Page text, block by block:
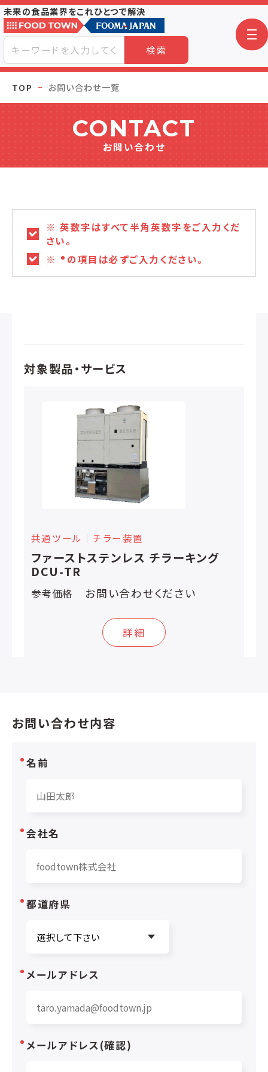
未来の食品業界をこれひとつで解決
検索
TOP お問い合わせ一覧
CONTACT
お問い合わせ
※ 英数字はすべて半角英数字をご入力くだ
さい。
※ の項目は必ずご入力ください。
対象製品・サービス
共通ツール │チラー装置
ファーストステンレス チラーキング
DCU-TR
参考価格 お問い合わせください
詳細
お問い合わせ内容
名前
会社名
都道府県
メールアドレス
メールアドレス(確認)